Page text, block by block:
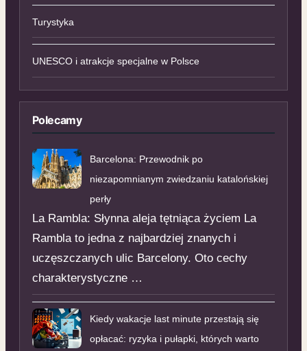
Turystyka
UNESCO i atrakcje specjalne w Polsce
Polecamy
Barcelona: Przewodnik po
niezapomnianym zwiedzaniu katalońskiej
perły
La Rambla: Słynna aleja tętniąca życiem La
Rambla to jedna z najbardziej znanych i
uczęszczanych ulic Barcelony. Oto cechy
charakterystyczne …
Kiedy wakacje last minute przestają się
opłacać: ryzyka i pułapki, których warto